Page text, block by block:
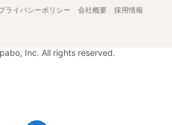
ライバシーポリシー 会社概要
採用情報
Inc. All rights reserved.